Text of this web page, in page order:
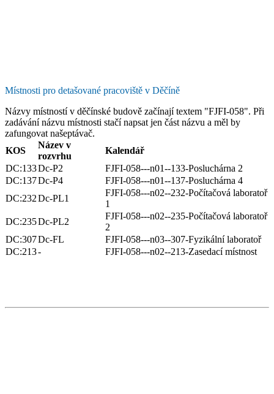
Místnosti pro detašované pracoviště v Děčíně
Názvy místností v děčínské budově začínají textem "FJFI-058". Při
zadávání názvu místnosti stačí napsat jen část názvu a měl by
zafungovat našeptávač.
KOS
Název v
rozvrhu
Kalendář
DC:133Dc-P2
FJFI-058---n01--133-Posluchárna 2
DC:137Dc-P4
FJFI-058---n01--137-Posluchárna 4
DC:232Dc-PL1
FJFI-058---n02--232-Počítačová laboratoř
1
DC:235Dc-PL2
FJFI-058---n02--235-Počítačová laboratoř
2
DC:307Dc-FL
FJFI-058---n03--307-Fyzikální laboratoř
DC:213- FJFI-058---n02--213-Zasedací místnost